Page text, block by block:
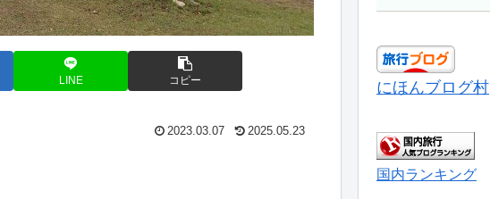
LINE コピー
2023.03.07 2025.05.23
にほんブログ村
国内ランキング